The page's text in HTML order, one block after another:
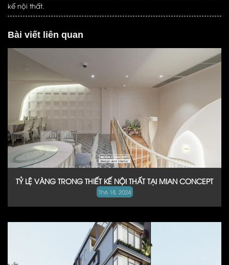
kế nội thất.
Bài viết liên quan
TỶ LỆ VÀNG TRONG THIẾT KẾ NỘI THẤT TẠI MIAN CONCEPT
Th6 18, 2024